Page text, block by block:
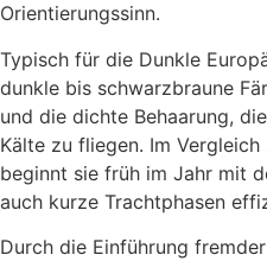
Orientierungssinn.
Typisch für die Dunkle
dunkle bis schwarzbraune
und die dichte Behaarung,
Kälte zu fliegen. Im
beginnt sie früh im Jahr mit
auch kurze Trachtphasen
Durch die Einführung